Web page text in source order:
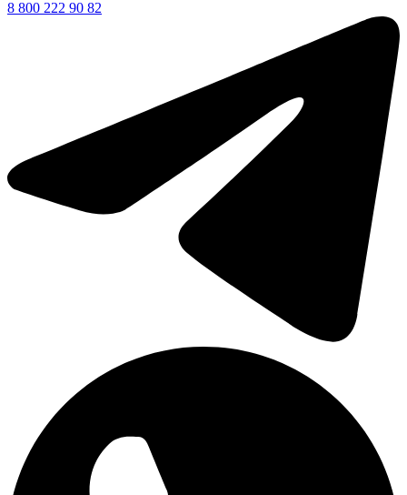
8 800 222 90 82